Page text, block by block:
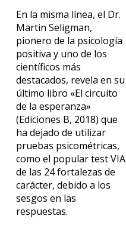
En la misma línea, el Dr.
Martin Seligman,
pionero de la psicología
positiva y uno de los
científicos más
destacados, revela en su
último libro «El circuito
de la esperanza»
(Ediciones B, 2018) que
ha dejado de utilizar
pruebas psicométricas,
como el popular test VIA
de las 24 fortalezas de
carácter, debido a los
sesgos en las
respuestas.